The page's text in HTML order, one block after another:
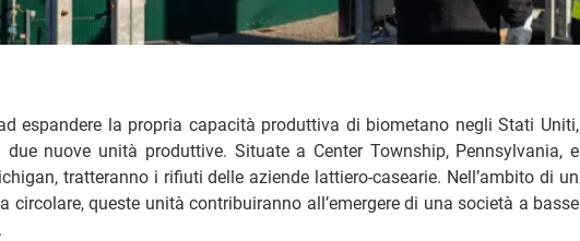
espandere la propria capacità produttiva di biometano negli Stati Uniti,
nuove unità produttive. Situate a Center Township, Pennsylvania, e
tratteranno i rifiuti delle aziende lattiero-casearie. Nell’ambito di un
circolare, queste unità contribuiranno all’emergere di una società a basse